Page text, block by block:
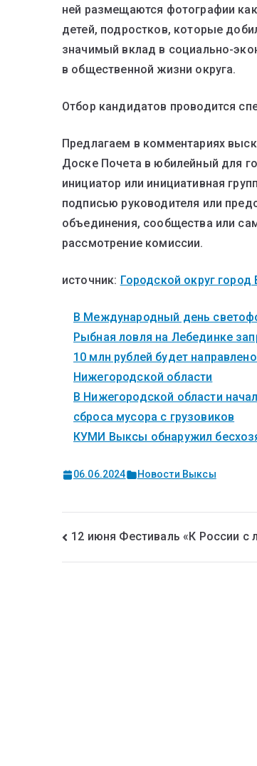
ней размещаются фотографии
детей, подростков, которые
значимый вклад в социально-
в общественной жизни округа.
Отбор кандидатов проводится
Предлагаем в комментариях
Доске Почета в юбилейный для
инициатор или инициативная
подписью руководителя или
объединения, сообщества или
рассмотрение комиссии.
источник: Городской округ город
В Международный день
Рыбная ловля на Лебединке
10 млн рублей будет
Нижегородской области
В Нижегородской области
сброса мусора с грузовиков
КУМИ Выксы обнаружил
06.06.2024 Новости Выксы
12 июня Фестиваль «К России с